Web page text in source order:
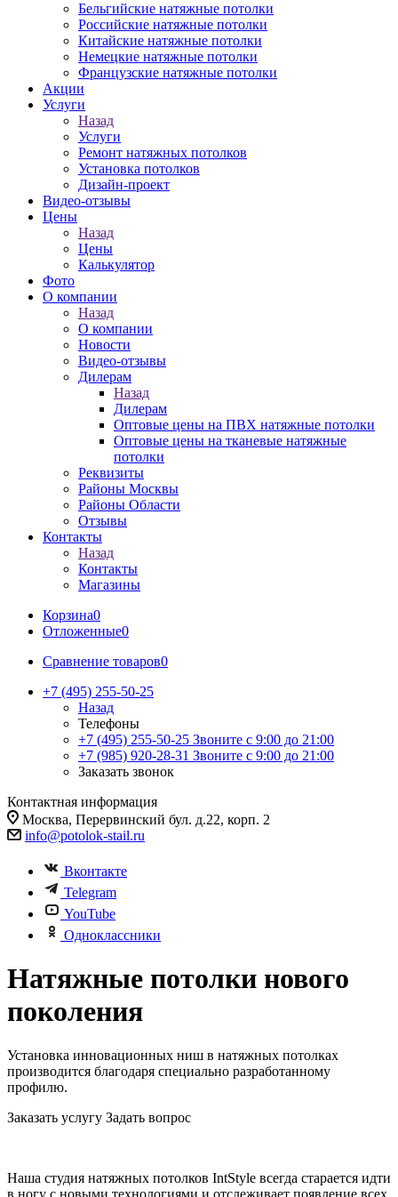
Бельгийские натяжные потолки
Российские натяжные потолки
Китайские натяжные потолки
Немецкие натяжные потолки
Французские натяжные потолки
Акции
Услуги
Назад
Услуги
Ремонт натяжных потолков
Установка потолков
Дизайн-проект
Видео-отзывы
Цены
Назад
Цены
Калькулятор
Фото
О компании
Назад
О компании
Новости
Видео-отзывы
Дилерам
Назад
Дилерам
Оптовые цены на ПВХ натяжные потолки
Оптовые цены на тканевые натяжные
потолки
Реквизиты
Районы Москвы
Районы Области
Отзывы
Контакты
Назад
Контакты
Магазины
Корзина0
Отложенные0
Сравнение товаров0
+7 (495) 255-50-25
Назад
Телефоны
+7 (495) 255-50-25 Звоните с 9:00 до 21:00
+7 (985) 920-28-31 Звоните с 9:00 до 21:00
Заказать звонок
Контактная информация
Москва, Перервинский бул. д.22, корп. 2
info@potolok-stail.ru
Вконтакте
Telegram
YouTube
Одноклассники
Натяжные потолки нового
поколения
Установка инновационных ниш в натяжных потолках
производится благодаря специально разработанному
профилю.
Заказать услугу Задать вопрос
Наша студия натяжных потолков IntStyle всегда старается идти
в ногу с новыми технологиями и отслеживает появление всех